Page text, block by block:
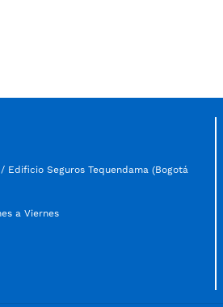
Edificio Seguros Tequendama (Bogotá
a Viernes